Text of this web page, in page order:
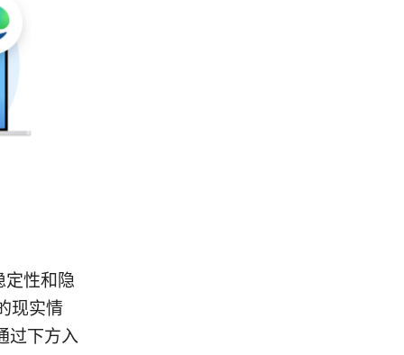
定性和隐
现实情
过下方入